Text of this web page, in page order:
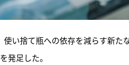
い捨て瓶への依存を減らす新た
発足した。